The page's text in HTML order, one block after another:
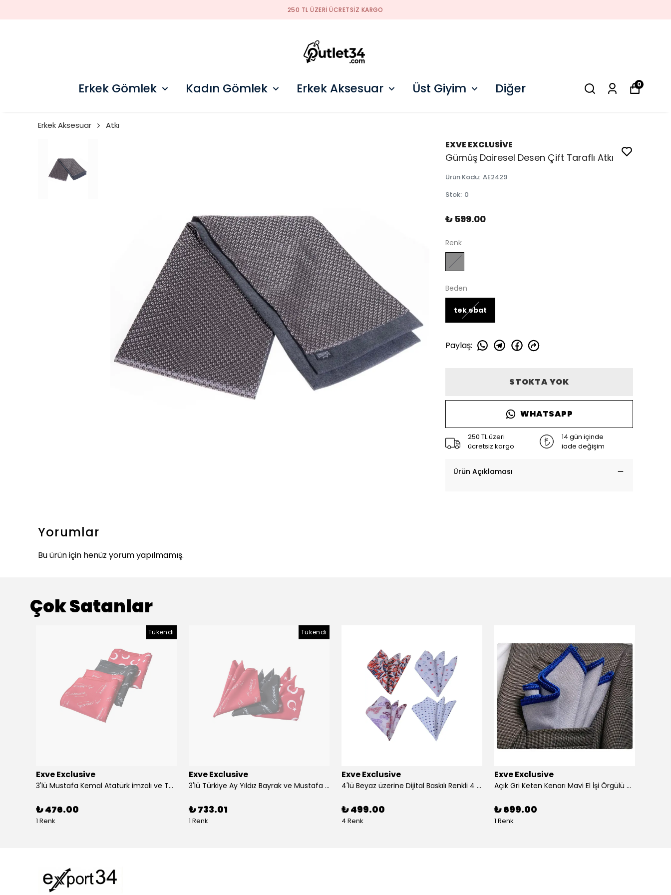
2026 SEZON ÜRÜNLER STOKLARDA
Erkek Gömlek Kadın Gömlek Erkek Aksesuar Üst Giyim Diğer 0
Erkek Aksesuar Atkı
EXVE EXCLUSİVE
Gümüş Dairesel Desen Çift Taraflı Atkı
Ürün Kodu: AE2429
Stok: 0
₺ 599.00
Renk
Beden
tek ebat
Paylaş:
STOKTA YOK
WHATSAPP
250 TL üzeri
ücretsiz kargo
14 gün içinde
iade değişim
Ürün Açıklaması
Yorumlar
Bu ürün için henüz yorum yapılmamış.
Çok Satanlar
Tükendi
Exve Exclusive
3'lü Mustafa Kemal Atatürk imzalı ve Türkiye Ay Yıldız Bayraklı Kadın Fular Seti
₺ 476.00
1 Renk
Tükendi
Exve Exclusive
3'lü Türkiye Ay Yıldız Bayrak ve Mustafa Kemal Atatürk imzalı Kırmızı Siyah Yaka Mendili Seti
₺ 733.01
1 Renk
Exve Exclusive
4'lü Beyaz üzerine Dijital Baskılı Renkli 4 in 1 Cep Yaka Mendil Seti
₺ 499.00
4 Renk
Exve Exclusive
Açık Gri Keten Kenarı Mavi El İşi Örgülü Cep Aksesuarı Yaka Mendili
₺ 699.00
1 Renk